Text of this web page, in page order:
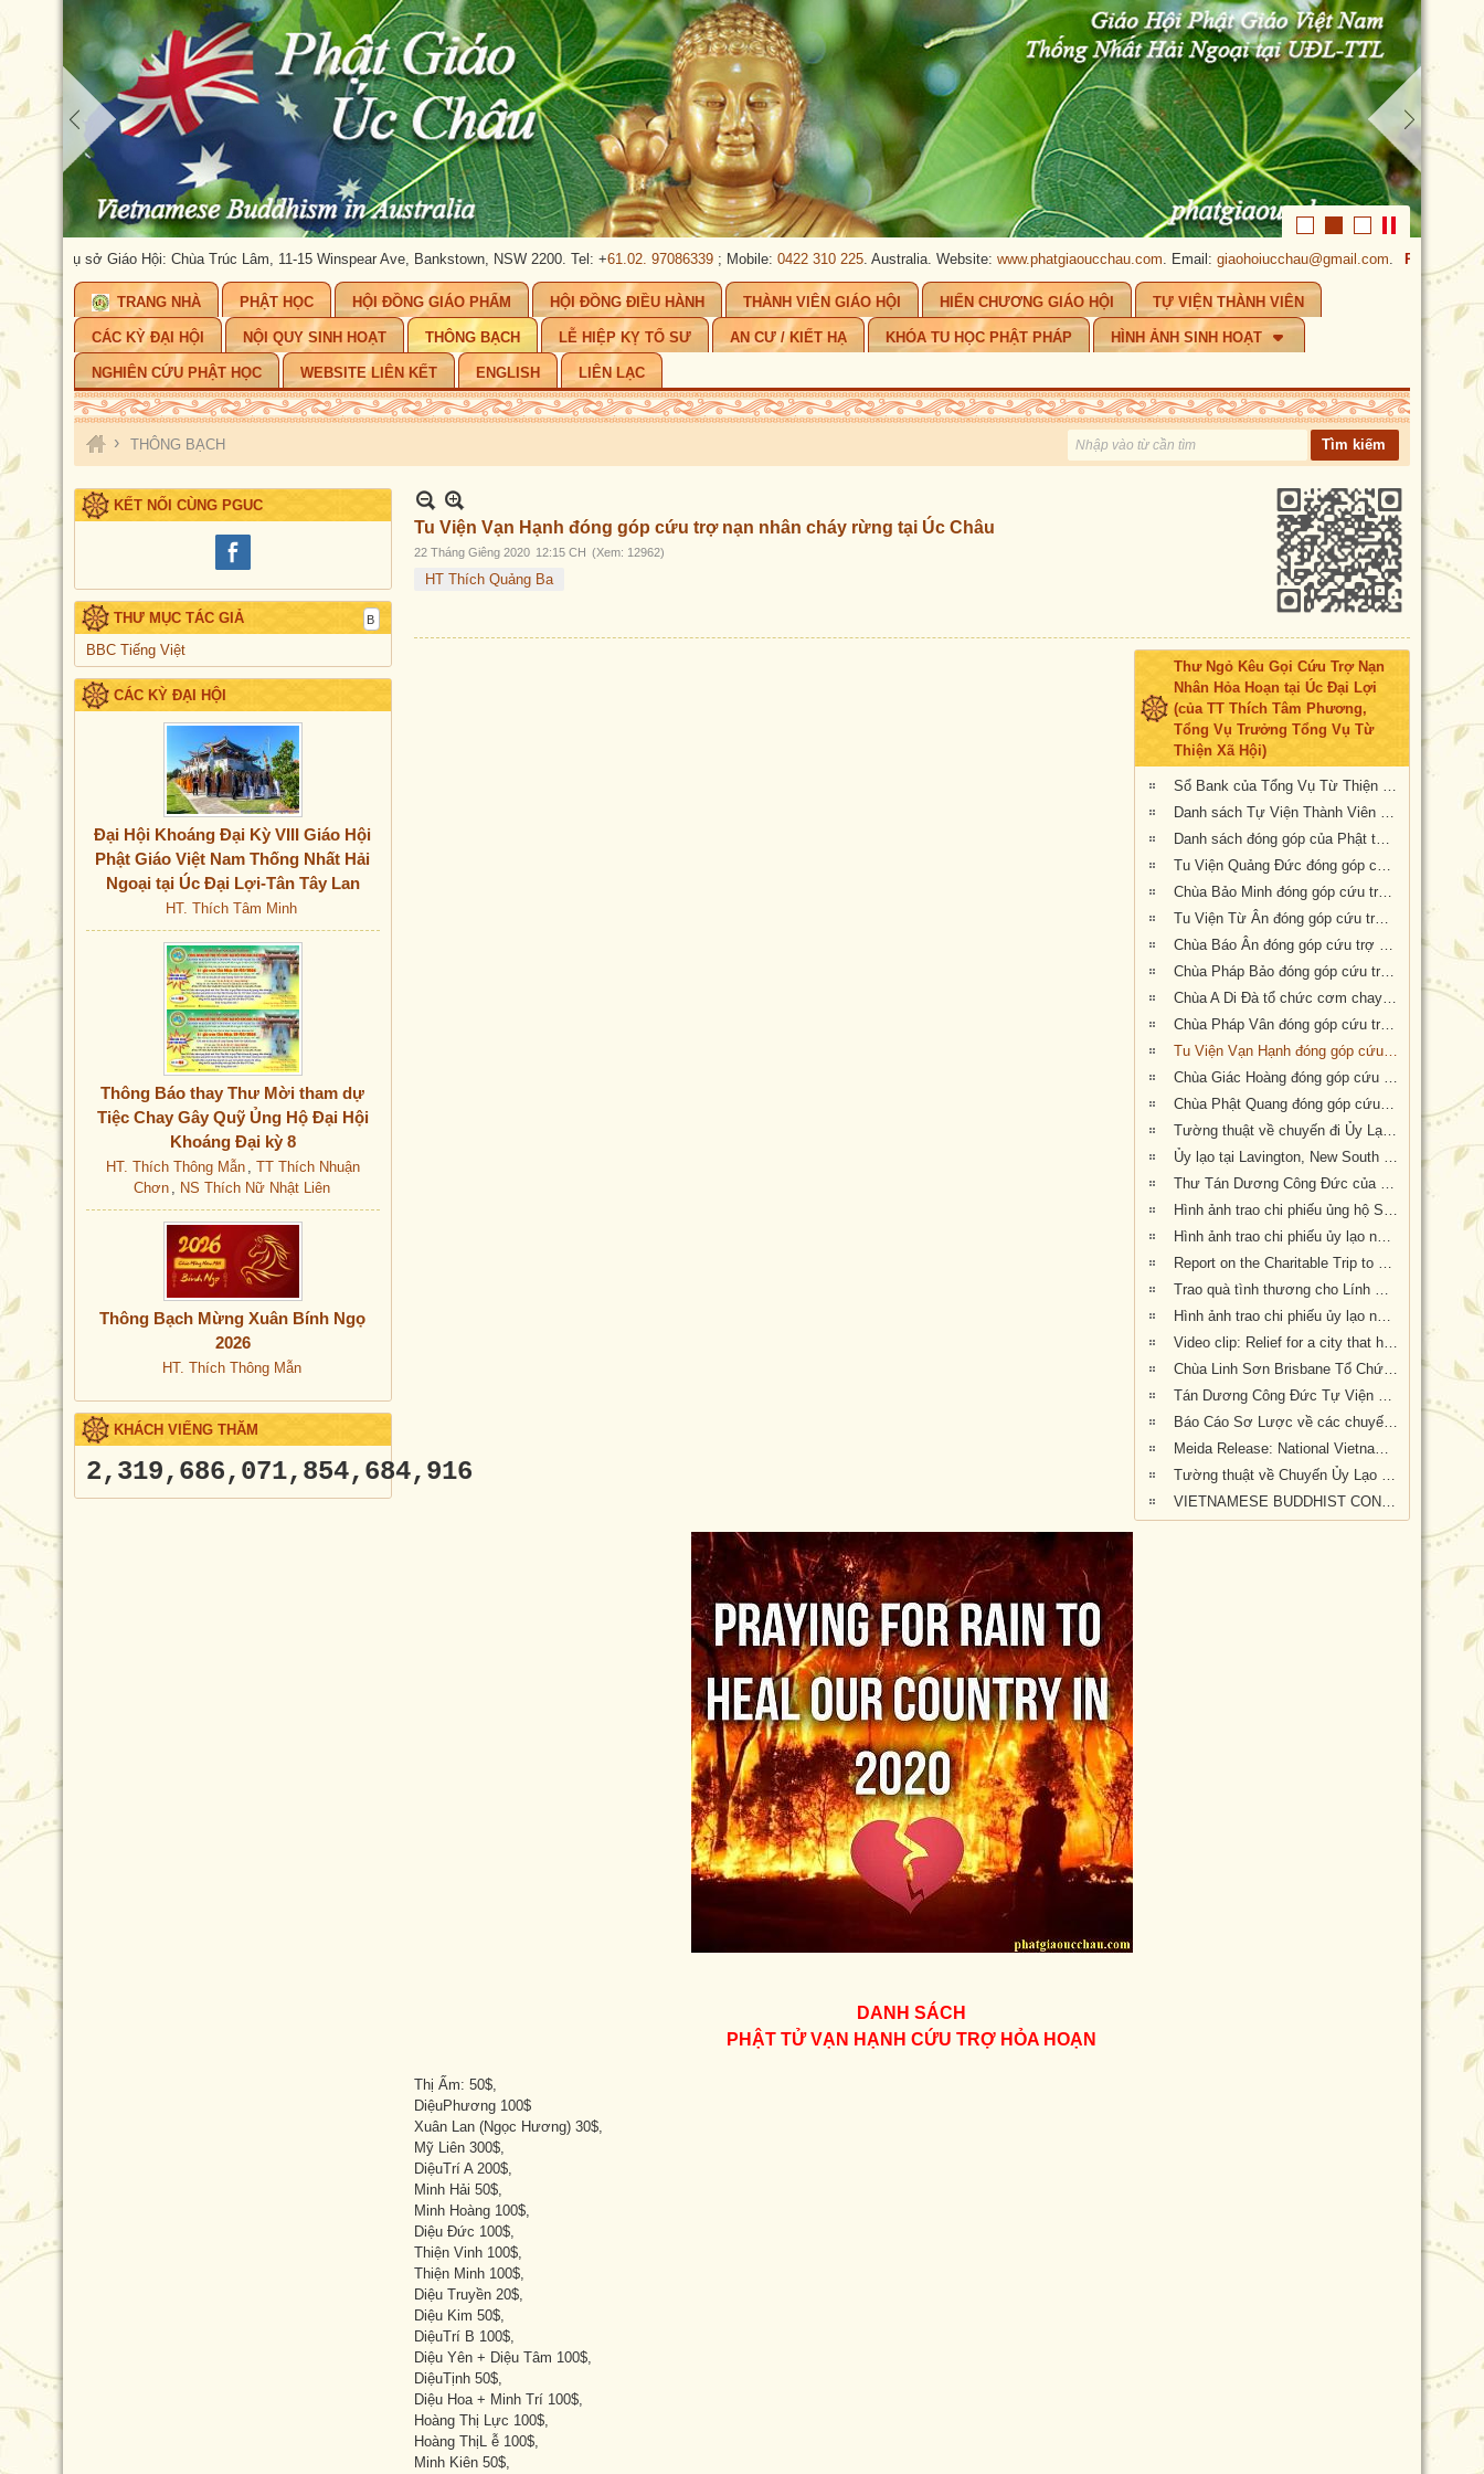
Trụ sở Giáo Hội: Chùa Trúc Lâm, 11-15 Winspear Ave, Bankstown, NSW 2200. Tel: + 61.02. 97086339; Mobile:0422 310 225. Australia.Website:www.phatgiaoucchau.com. Email:giaohoiucchau@gmail.com. PHẬT GIÁO ÚC
TRANG NHÀ PHẬT HỌC HỘI ĐỒNG GIÁO PHẨM HỘI ĐỒNG ĐIỀU HÀNH THÀNH VIÊN GIÁO HỘI HIẾN CHƯƠNG GIÁO HỘI TỰ VIỆN THÀNH VIÊN
CÁC KỲ ĐẠI HỘI NỘI QUY SINH HOẠT THÔNG BẠCH LỄ HIỆP KỴ TỔ SƯ AN CƯ / KIẾT HẠ KHÓA TU HỌC PHẬT PHÁP HÌNH ẢNH SINH HOẠT
NGHIÊN CỨU PHẬT HỌC WEBSITE LIÊN KẾT ENGLISH LIÊN LẠC
› THÔNG BẠCH
KẾT NỐI CÙNG PGUC
THƯ MỤC TÁC GIẢ
BBC Tiếng Việt
CÁC KỲ ĐẠI HỘI
Đại Hội Khoáng Đại Kỳ VIII Giáo Hội
Phật Giáo Việt Nam Thống Nhất Hải
Ngoại tại Úc Đại Lợi-Tân Tây Lan
HT. Thích Tâm Minh
Thông Báo thay Thư Mời tham dự
Tiệc Chay Gây Quỹ Ủng Hộ Đại Hội
Khoáng Đại kỳ 8
HT. Thích Thông Mẫn , TT Thích Nhuận
Chơn , NS Thích Nữ Nhật Liên
Thông Bạch Mừng Xuân Bính Ngọ
2026
HT. Thích Thông Mẫn
KHÁCH VIẾNG THĂM
2,319,686,071,854,684,916
Tu Viện Vạn Hạnh đóng góp cứu trợ nạn nhân cháy rừng tại Úc Châu
22 Tháng Giêng 2020 12:15 CH (Xem: 12962)
HT Thích Quảng Ba
Thư Ngỏ Kêu Gọi Cứu Trợ Nạn
Nhân Hỏa Hoạn tại Úc Đại Lợi
(của TT Thích Tâm Phương,
Tổng Vụ Trưởng Tổng Vụ Từ
Thiện Xã Hội)
Sổ Bank của Tổng Vụ Từ Thiện Xã Hội của Giáo Hội Phật Giáo Việt Nam Thống Nhất Hải Ngoại tại Úc Đại Lợi- Tân Tây Lan
Danh sách Tự Viện Thành Viên Giáo Hội đóng góp cứu trợ nạn nhân hỏa hoạn tại Úc
Danh sách đóng góp của Phật tử Bắc Úc
Tu Viện Quảng Đức đóng góp cứu trợ nạn nhân hỏa hoạn tại Úc Châu
Chùa Bảo Minh đóng góp cứu trợ nạn nhân hỏa hoạn tại Úc
Tu Viện Từ Ân đóng góp cứu trợ nạn nhân hỏa hoạn tại Úc
Chùa Báo Ân đóng góp cứu trợ nạn nhân hỏa hoạn tại Úc
Chùa Pháp Bảo đóng góp cứu trợ nạn nhân hỏa hoạn tại Úc
Chùa A Di Đà tổ chức cơm chay gây quỹ cứu trợ cháy rừng tại Úc châu (19.01.2020) 19/1/2020
Chùa Pháp Vân đóng góp cứu trợ nạn nhân cháy rừng tại Úc Châu
Tu Viện Vạn Hạnh đóng góp cứu trợ nạn nhân cháy rừng tại Úc Châu
Chùa Giác Hoàng đóng góp cứu trợ nạn nhân hỏa hoạn tại Úc Châu
Chùa Phật Quang đóng góp cứu trợ nạn nhân hỏa hoạn tại Úc Châu
Tường thuật về chuyến đi Ủy Lạo Nạn Nhân Hỏa Hoạn tại East Gippsland, VIC và Lavington, NSW
Ủy lạo tại Lavington, New South Wales
Thư Tán Dương Công Đức của Thượng Nghị Sĩ Tiểu Bang Victoria Tiến Sĩ Kiều Tiến Dũng gởi đến Chư Tôn Đức & Tự Viện thành viên Giáo Hội trong công cuộc đóng góp ủy lạo nạn nhân hỏa hoạn tại Úc Châu (Appreciation letters from Dr Kieu Tien Dung, State Member for South-Eastern Metropolitan Region, Victoria, Australia)
Hình ảnh trao chi phiếu ủng hộ Sở Cứu Hỏa tại tiểu bang Queensland, Úc Châu
Hình ảnh trao chi phiếu ủy lạo nạn nhân hỏa hoạn tại tiểu bang New South Wales (đợt 2)
Report on the Charitable Trip to offer Gifts of Loving Kindness to Bushfire Survivors in Victoria, New South Wales and Queensland
Trao quà tình thương cho Lính Cứu Hỏa và các gia đình nạn nhân hỏa hoạn tại Wandandian, New South Wales ngày 12/2/2020
Hình ảnh trao chi phiếu ủy lạo nạn nhân hỏa hoạn tại Queensland đợt 2
Video clip: Relief for a city that has been 73% burnt by the NSW bushfires | Vietnamese Buddhists in Australia
Chùa Linh Sơn Brisbane Tổ Chức Tiệc Chay Gây Quỹ Ủng Hộ Nạn Nhân Hỏa Hoạn Úc Châu (tối Thứ Bảy 15/2/2020)
Tán Dương Công Đức Tự Viện Thành Viên Giáo Hội đã đóng góp tịnh tài giúp đỡ nạn nhân hỏa hoạn tại Úc Châu
Báo Cáo Sơ Lược về các chuyến Ủy lạo Nạn Nhân Hỏa Hoạn tại Úc Châu đầu năm 2020
Meida Release: National Vietnamese Buddhist Congregation Visit KI to give $55,500 to Local Auto Repair Project
Tường thuật về Chuyến Ủy Lạo nạn nhân cháy rừng tại Kangaroo Island, Nam Úc (ngày 24/2/2020)
VIETNAMESE BUDDHIST CONGREGATION KANGAROO ISLAND VISIT
DANH SÁCH
PHẬT TỬ VẠN HẠNH CỨU TRỢ HỎA HOẠN
Thị Ấm: 50$,
DiệuPhương 100$
Xuân Lan (Ngọc Hương) 30$,
Mỹ Liên 300$,
DiệuTrí A 200$,
Minh Hải 50$,
Minh Hoàng 100$,
Diệu Đức 100$,
Thiện Vinh 100$,
Thiện Minh 100$,
Diệu Truyền 20$,
Diệu Kim 50$,
DiệuTrí B 100$,
Diệu Yên + Diệu Tâm 100$,
DiệuTịnh 50$,
Diệu Hoa + Minh Trí 100$,
Hoàng Thị Lực 100$,
Hoàng ThịL ễ 100$,
Minh Kiên 50$,